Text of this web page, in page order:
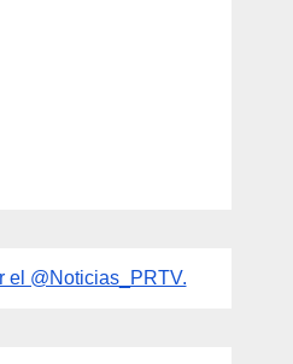
el @Noticias_PRTV.